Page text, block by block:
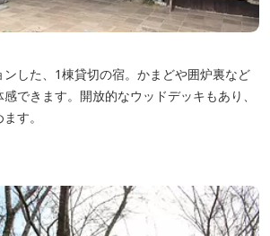
した、1棟貸切の宿。かまどや囲炉裏など
できます。開放的なウッドデッキもあり、
す。